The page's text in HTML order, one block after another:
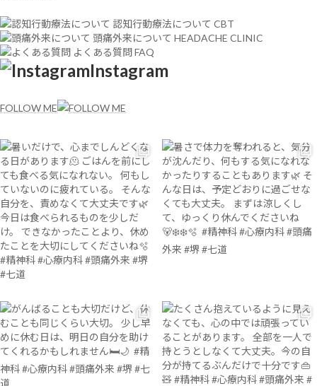
認知行動療法について CBT
頭痛外来について HEADACHE CLINIC
よくある質問FAQ
Instagram
FOLLOW ME